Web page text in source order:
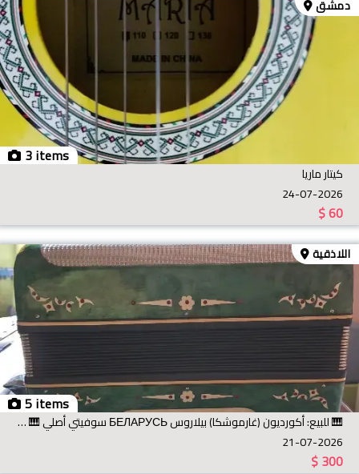
3 items
دمشق
كيتار ماريا
24-07-2026
$60
5 items
اللاذقية
🎹 للبيع: أكورديون (غارموشكا) بيلاروس БЕЛАРУСЬ سوفيتي أصلي 🎹 للبيع آلة أكورديون كلاسيكية مميزة (Gar
21-07-2026
$300